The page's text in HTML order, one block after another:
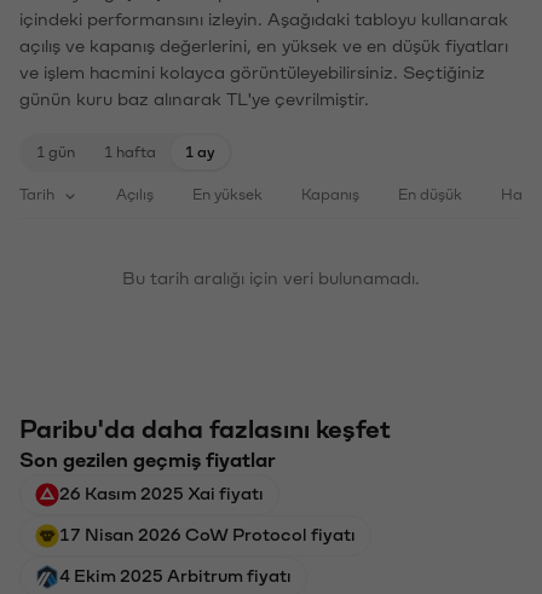
içindeki performansını izleyin. Aşağıdaki tabloyu kullanarak
açılış ve kapanış değerlerini, en yüksek ve en düşük fiyatları
ve işlem hacmini kolayca görüntüleyebilirsiniz. Seçtiğiniz
günün kuru baz alınarak TL'ye çevrilmiştir.
1 gün 1 hafta 1 ay
Tarih Açılış En yüksek Kapanış En düşük
Bu tarih aralığı için veri bulunamadı.
Paribu'da daha fazlasını keşfet
Son gezilen geçmiş fiyatlar
26 Kasım 2025 Xai fiyatı
17 Nisan 2026 CoW Protocol fiyatı
4 Ekim 2025 Arbitrum fiyatı